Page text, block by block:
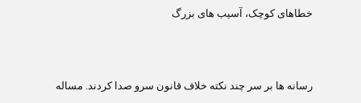
خطاهای کوچک، آسيب های بزرگ
رسانه ها بر سر چند نکته خلاف قانون سرو صدا کردند. مساله